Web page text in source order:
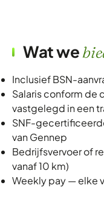
Wat we
Inclusief BSN-
Salaris conform de
vastgelegd in een
SNF-
van Gennep
Bedrijfsvervoer of
vanaf 10 km)
Weekly pay — elke